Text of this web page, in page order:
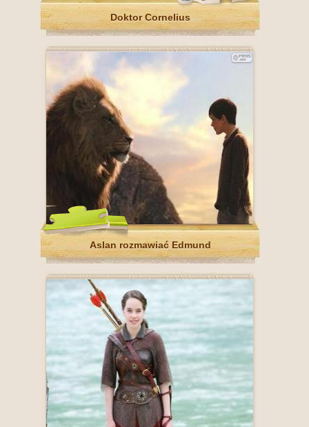
Doktor Cornelius
Aslan rozmawiać Edmund